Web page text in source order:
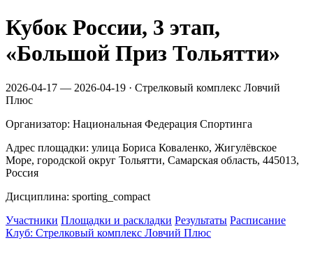
Кубок России, 3 этап,
«Большой Приз Тольятти»
2026-04-17 — 2026-04-19 · Стрелковый комплекс Ловчий
Плюс
Организатор: Национальная Федерация Спортинга
Адрес площадки: улица Бориса Коваленко, Жигулёвское
Море, городской округ Тольятти, Самарская область, 445013,
Россия
Дисциплина: sporting_compact
Участники Площадки и раскладки Результаты Расписание
Клуб: Стрелковый комплекс Ловчий Плюс